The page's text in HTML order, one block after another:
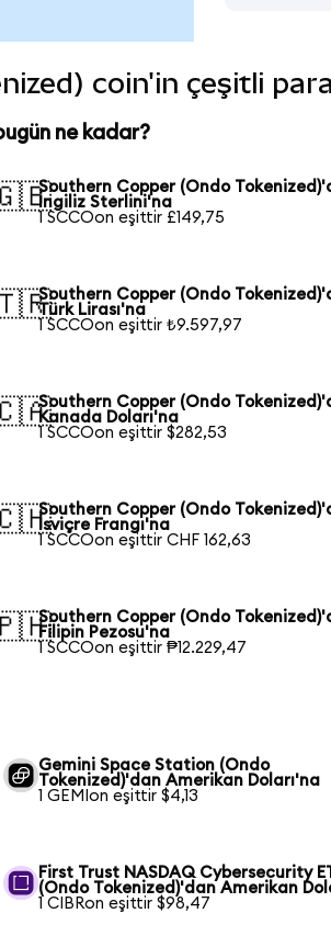
coin'in çeşitli
ne kadar?
Southern Copper (Ondo
İngiliz Sterlini'na
1 SCCOon eşittir £149,75
Southern Copper (Ondo
Türk Lirası'na
1 SCCOon eşittir ₺9.597,97
Southern Copper (Ondo
Kanada Doları'na
1 SCCOon eşittir $282,53
Southern Copper (Ondo
İsviçre Frangı'na
1 SCCOon eşittir CHF 162,63
Southern Copper (Ondo
Filipin Pezosu'na
1 SCCOon eşittir ₱12.229,47
Gemini Space Station (Ondo
Tokenized)'dan Amerikan Doları'na
1 GEMIon eşittir $4,13
First Trust NASDAQ Cybersecurity
(Ondo Tokenized)'dan Amerikan
1 CIBRon eşittir $98,47